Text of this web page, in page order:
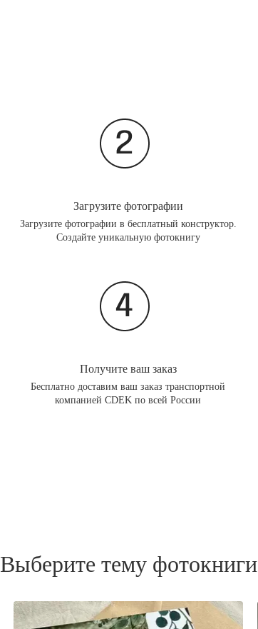
Загрузите фотографии
Загрузите фотографии в бесплатный конструктор.
Создайте уникальную фотокнигу
Получите ваш заказ
Бесплатно доставим ваш заказ транспортной
компанией CDEK по всей России
Выберите тему фотокниги